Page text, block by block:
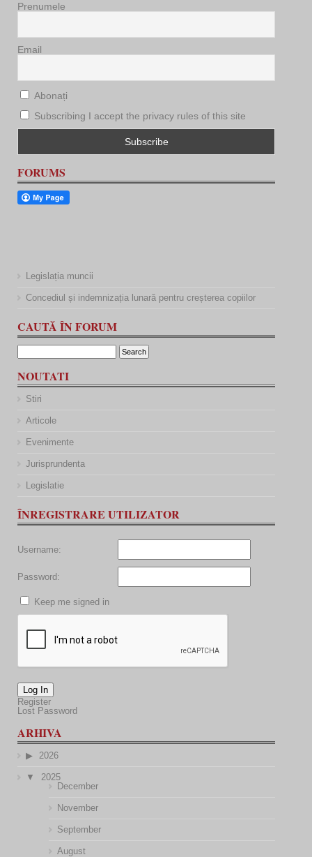
Prenumele
Email
Abonați
Subscribing I accept the privacy rules of this site
FORUMS
Legislația muncii
Concediul și indemnizația lunară pentru creșterea copiilor
CAUTĂ ÎN FORUM
NOUTATI
Stiri
Articole
Evenimente
Jurisprundenta
Legislatie
ÎNREGISTRARE UTILIZATOR
Username:
Password:
Keep me signed in
Log In
Register
Lost Password
ARHIVA
2026
2025
December
November
September
August